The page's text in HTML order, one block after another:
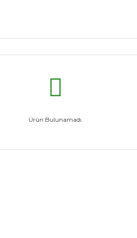
Ürün Bulunamadı.